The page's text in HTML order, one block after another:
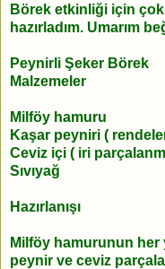
Börek etkinliği için
hazırladım. Umarım
Peynirli Şeker Börek
Malzemeler
Milföy hamuru
Kaşar peyniri (
Ceviz içi ( iri
Sıvıyağ
Hazırlanışı
Milföy hamurunun her
peynir ve ceviz